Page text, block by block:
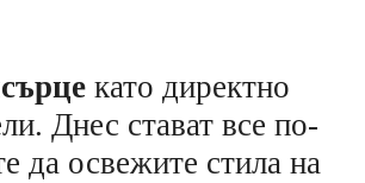
като директно
Днес стават все по-
да освежите стила на